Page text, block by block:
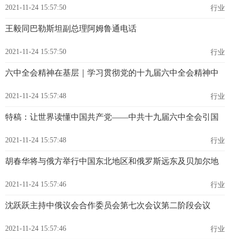
2021-11-24 15:57:50 行业
王毅同巴勒斯坦副总理阿姆鲁通电话
2021-11-24 15:57:50 行业
六中全会精神在基层｜学习贯彻党的十九届六中全会精神中
2021-11-24 15:57:48 行业
特稿：让世界读懂中国共产党——中共十九届六中全会引国
2021-11-24 15:57:48 行业
胡春华将与俄方举行中国东北地区和俄罗斯远东及贝加尔地
2021-11-24 15:57:46 行业
沈跃跃主持中俄议会合作委员会第七次会议第二阶段会议
2021-11-24 15:57:46 行业